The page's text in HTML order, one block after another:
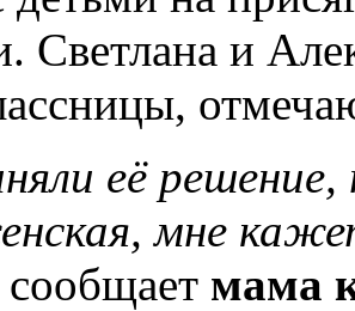
Светлана и
её
мне
мама